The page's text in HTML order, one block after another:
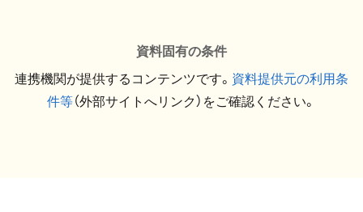
資料固有の条件
連携機関が提供するコンテンツです。 資料提供元の利用条
件等（外部サイトへリンク）をご確認ください。